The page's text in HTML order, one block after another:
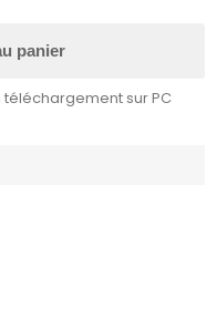
panier
sur PC